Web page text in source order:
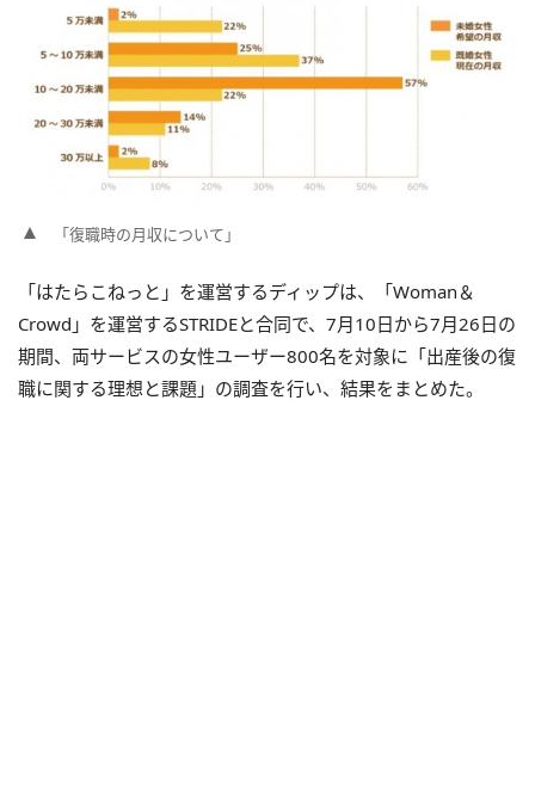
「復職時の月収について」
「はたらこねっと」を運営するディップは、「Woman＆
Crowd」を運営するSTRIDEと合同で、7月10日から7月26日の
期間、両サービスの女性ユーザー800名を対象に「出産後の復
職に関する理想と課題」の調査を行い、結果をまとめた。